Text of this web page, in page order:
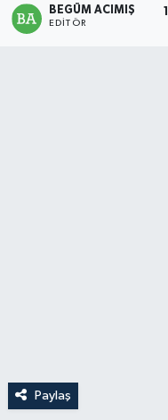
BEGÜM ACIMIŞ
EDITÖR
Paylaş
Teknoloji